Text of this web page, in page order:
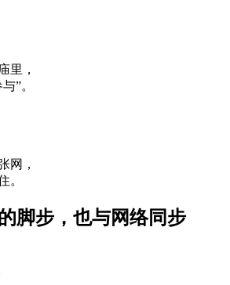
里，
”。
网，
。
脚步，也与网络同步